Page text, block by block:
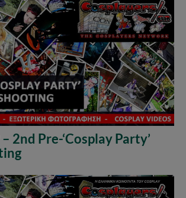
2nd Pre-‘Cosplay Party’